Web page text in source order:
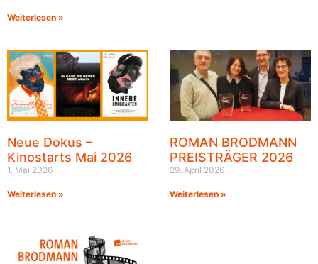
Weiterlesen »
Neue Dokus –
Kinostarts Mai 2026
1. Mai 2026
Weiterlesen »
ROMAN BRODMANN
PREISTRÄGER 2026
29. April 2026
Weiterlesen »